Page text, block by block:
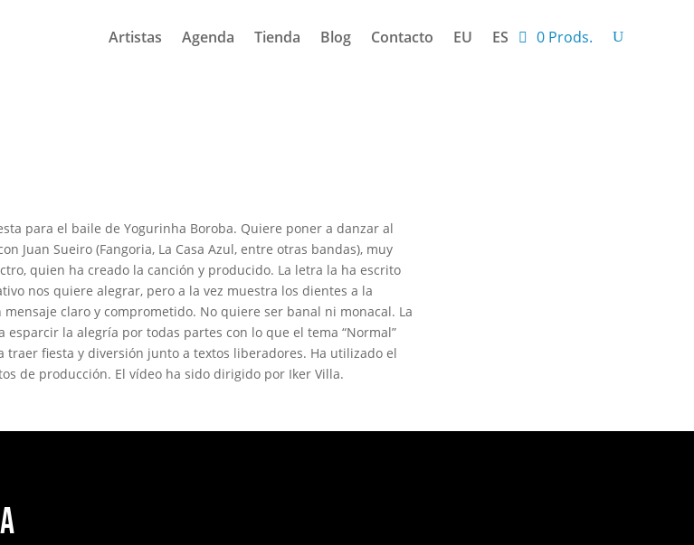
Artistas Agenda Tienda Blog Contacto EU ES 0 Prods.
para el baile de Yogurinha Boroba. Quiere poner a danzar al
Juan Sueiro (Fangoria, La Casa Azul, entre otras bandas), muy
quien ha creado la canción y producido. La letra la ha escrito
nos quiere alegrar, pero a la vez muestra los dientes a la
claro y comprometido. No quiere ser banal ni monacal. La
la alegría por todas partes con lo que el tema “Normal”
fiesta y diversión junto a textos liberadores. Ha utilizado el
de producción. El vídeo ha sido dirigido por Iker Villa.